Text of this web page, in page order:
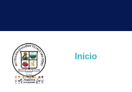
Inicio